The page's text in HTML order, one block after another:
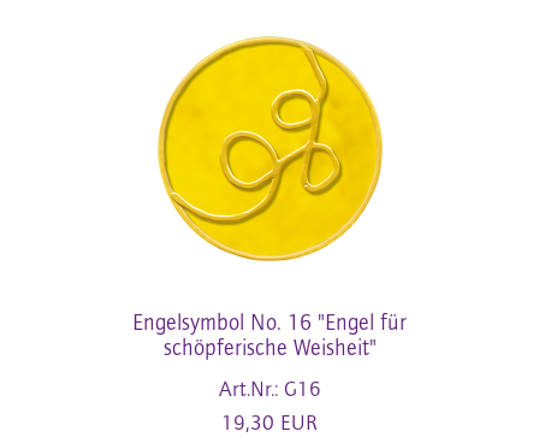
Engelsymbol No. 16 "Engel für
schöpferische Weisheit"
Art.Nr.: G16
19,30 EUR